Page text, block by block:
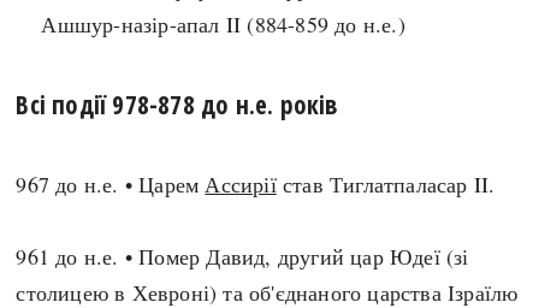
СЬОГОДНІ
ПРАВИЛА ЖИТТЯ
ПОДКАСТИ
КАРТИ
ФОТОІСТОРІЇ
ПРЯМА МОВА
Ашшур-назір-апал II (884-859 до н.е.)
Всі події 978-878 до н.е. років
967 до н.е. • ЦаремАссиріїстав Тиглатпаласар II.
961 до н.е. • Помер Давид, другий цар Юдеї (зі
столицею в Хевроні) та об'єднаного царства Ізраїлю